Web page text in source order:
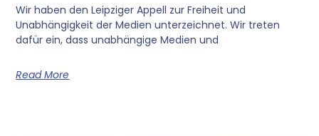
Wir haben den Leipziger Appell zur Freiheit und
Unabhängigkeit der Medien unterzeichnet. Wir treten
dafür ein, dass unabhängige Medien und
Read More